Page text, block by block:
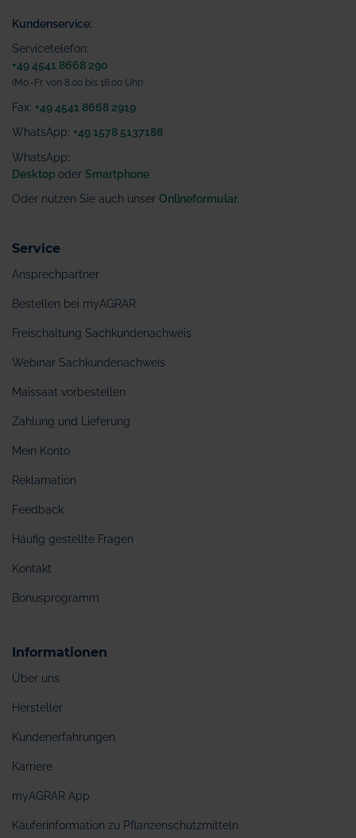
Kundenservice:
Servicetelefon:
+49 4541 8668 290
(Mo.-Fr. von 8.00 bis 16.00 Uhr)
Fax: +49 4541 8668 2919
WhatsApp: +49 1578 5137188
WhatsApp:
Desktop oder Smartphone
Oder nutzen Sie auch unser Onlineformular
Service
Ansprechpartner
Bestellen bei myAGRAR
Freischaltung Sachkundenachweis
Webinar Sachkundenachweis
Maissaat vorbestellen
Zahlung und Lieferung
Mein Konto
Reklamation
Feedback
Häufig gestellte Fragen
Kontakt
Bonusprogramm
Informationen
Über uns
Hersteller
Kundenerfahrungen
Karriere
myAGRAR App
Käuferinformation zu Pflanzenschutzmitteln